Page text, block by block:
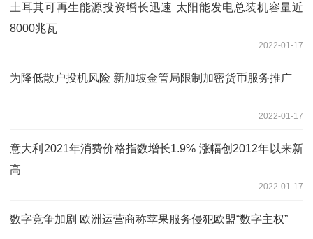
土耳其可再生能源投资增长迅速 太阳能发电总装机容量近
8000兆瓦
2022-01-17
为降低散户投机风险 新加坡金管局限制加密货币服务推广
2022-01-17
意大利2021年消费价格指数增长1.9% 涨幅创2012年以来新
高
2022-01-17
数字竞争加剧 欧洲运营商称苹果服务侵犯欧盟“数字主权”